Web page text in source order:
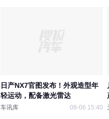
日产NX7官图发布！外观造型年
轻运动，配备激光雷达
车讯库 08-06 15:40